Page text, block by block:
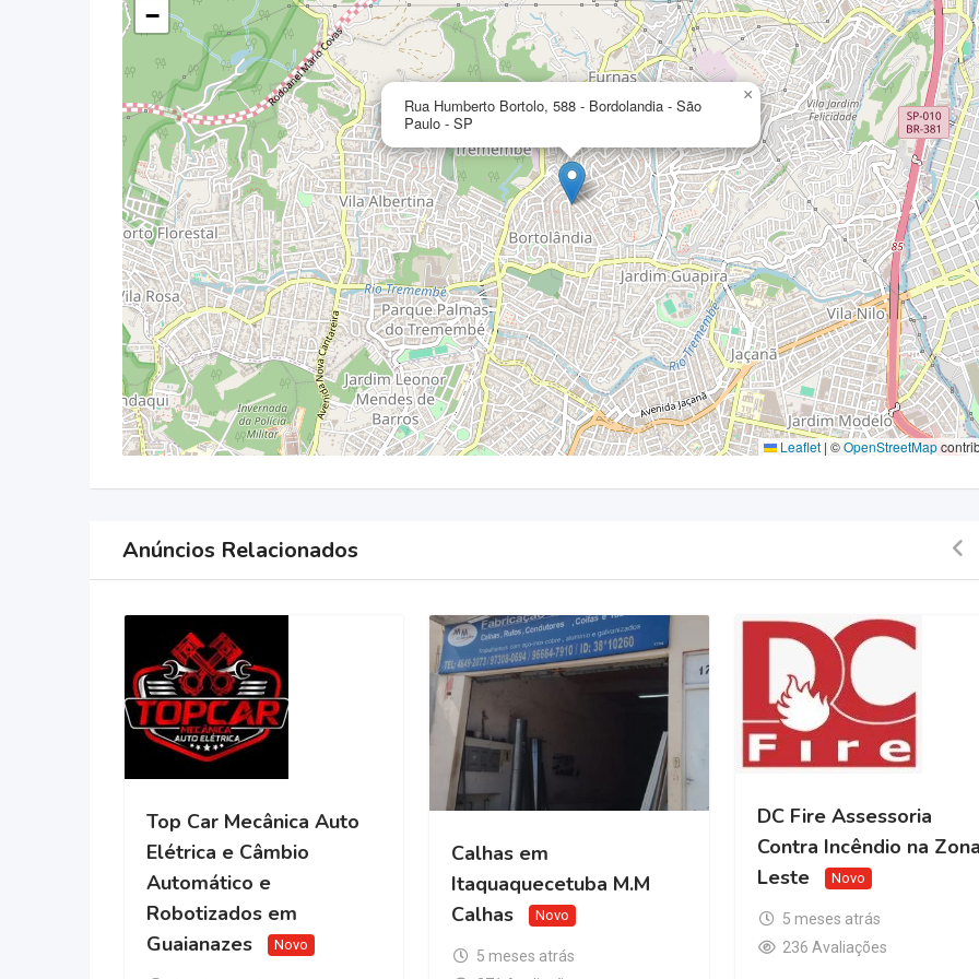
Rua Humberto Bortolo, 588 - Bordolandia - São
Paulo - SP
×
−
Leaflet | ©OpenStreetMap
Anúncios Relacionados
Top Car Mecânica Auto
Elétrica e Câmbio
Automático e
Robotizados em
Guaianazes
Novo
Calhas em
Itaquaquecetuba M.M
Calhas
Novo
5 meses atrás
DC Fire Assessoria
Contra Incêndio na
Leste
Novo
5 meses atrás
236 Avaliações